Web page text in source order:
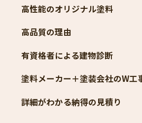
高性能のオリジナル塗料
高品質の理由
有資格者による建物診断
塗料メーカー＋塗装会社のW工
詳細がわかる納得の見積り